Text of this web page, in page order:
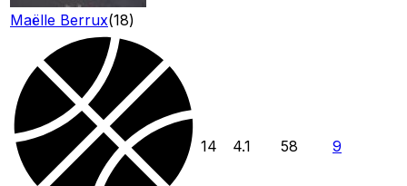
Maëlle Berrux(18)
14 4.1 58 9